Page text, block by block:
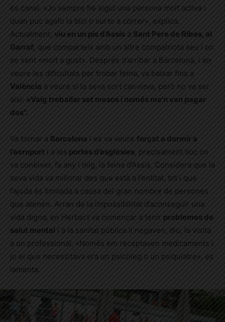
es cansi. «Jo sempre he sigut una persona molt activa i
quan puc agafo la bici o surto a córrer», explica.
Actualment, viu en un pis d’Assís a Sant Pere de Ribes, al
Garraf, que comparteix amb un altre compatriota seu i on
se sent «molt a gust». Després d’arribar a Barcelona, i en
veure les dificultats per trobar feina, va baixar fins a
València a veure si la seva sort canviava, però no va ser
així: «Vaig treballar set mesos i només me’n van pagar
dos”.
Va tornar a Barcelona i es va veure forçat a dormir a
l’aeroport i a les portes d’esglésies, precisament lloc on
va conèixer, fa any i mig, la feina d’Assís. Considera que la
seva vida va millorar des que està a l’entitat, tot i que
l’ajuda és limitada a causa del gran nombre de persones
que atenen. Arran de la impossibilitat d’aconseguir una
vida digna, en Herbert va començar a tenir problemes de
salut mental
i a la sanitat pública li negaven, diu, la visita
a un professional. «Només em receptaven medicaments i
jo el que necessitava era un psicòleg o un psiquiatre», es
lamenta.